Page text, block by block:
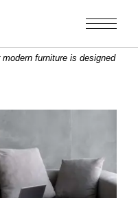
modern furniture is designed